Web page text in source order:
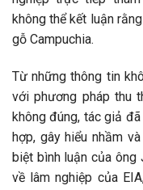
không thể kết luận
gỗ Campuchia.
Từ những thông tin
với phương pháp thu
không đúng, tác giả
hợp, gây hiểu nhầm
biệt bình luận của ông
về lâm nghiệp của